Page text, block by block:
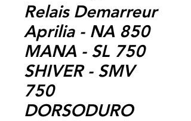
Relais Demarreur
Aprilia - NA 850
MANA - SL 750
SHIVER - SMV
750
DORSODURO